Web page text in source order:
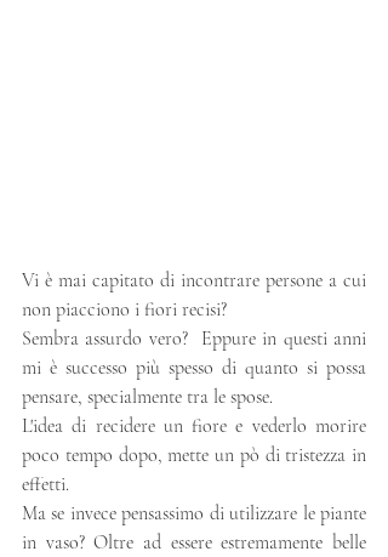
Vi è mai capitato di incontrare persone a cui
non piacciono i fiori recisi?
Sembra assurdo vero?  Eppure in questi anni
mi è successo più spesso di quanto si possa
pensare, specialmente tra le spose.
L'idea di recidere un fiore e vederlo morire
poco tempo dopo, mette un pò di tristezza in
effetti.
Ma se invece pensassimo di utilizzare le piante
in vaso? Oltre ad essere estremamente belle